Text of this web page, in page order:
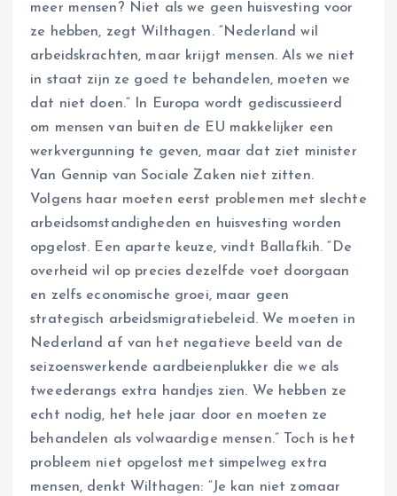
meer mensen? Niet als we geen huisvesting voor
ze hebben, zegt Wilthagen. “Nederland wil
arbeidskrachten, maar krijgt mensen. Als we niet
in staat zijn ze goed te behandelen, moeten we
dat niet doen.” In Europa wordt gediscussieerd
om mensen van buiten de EU makkelijker een
werkvergunning te geven, maar dat ziet minister
Van Gennip van Sociale Zaken niet zitten.
Volgens haar moeten eerst problemen met slechte
arbeidsomstandigheden en huisvesting worden
opgelost. Een aparte keuze, vindt Ballafkih. “De
overheid wil op precies dezelfde voet doorgaan
en zelfs economische groei, maar geen
strategisch arbeidsmigratiebeleid. We moeten in
Nederland af van het negatieve beeld van de
seizoenswerkende aardbeienplukker die we als
tweederangs extra handjes zien. We hebben ze
echt nodig, het hele jaar door en moeten ze
behandelen als volwaardige mensen.” Toch is het
probleem niet opgelost met simpelweg extra
mensen, denkt Wilthagen: “Je kan niet zomaar